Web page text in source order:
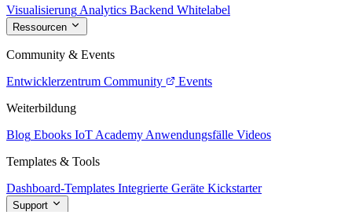
Visualisierung Analytics Backend Whitelabel
Ressourcen
Community & Events
Entwicklerzentrum Community
Events
Weiterbildung
Blog Ebooks IoT Academy Anwendungsfälle Videos
Templates & Tools
Dashboard-Templates Integrierte Geräte Kickstarter
Support